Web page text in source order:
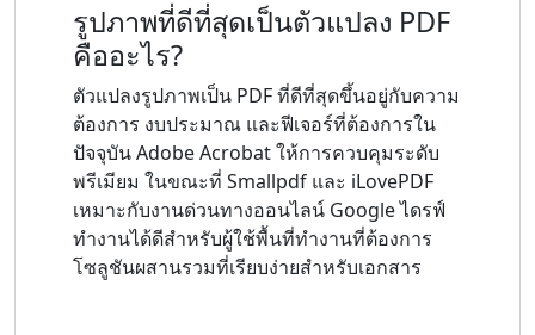
รูปภาพที่ดีที่สุดเป็นตัวแปลง PDF
คืออะไร?
ตัวแปลงรูปภาพเป็น PDF ที่ดีที่สุดขึ้นอยู่กับความ
ต้องการ งบประมาณ และฟีเจอร์ที่ต้องการใน
ปัจจุบัน Adobe Acrobat ให้การควบคุมระดับ
พรีเมียม ในขณะที่ Smallpdf และ iLovePDF
เหมาะกับงานด่วนทางออนไลน์ Google ไดรฟ์
ทำงานได้ดีสำหรับผู้ใช้พื้นที่ทำงานที่ต้องการ
โซลูชันผสานรวมที่เรียบง่ายสำหรับเอกสาร